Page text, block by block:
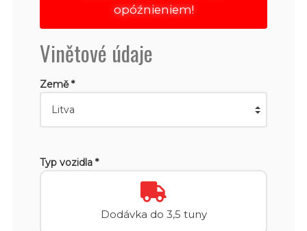
opóźnieniem!
Vinětové údaje
Země *
Typ vozidla *
Dodávka do 3,5 tuny